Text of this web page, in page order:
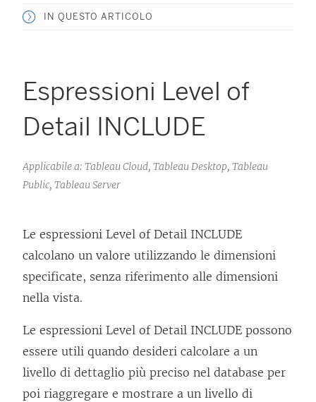
IN QUESTO ARTICOLO
Espressioni Level of
Detail INCLUDE
Applicabile a: Tableau Cloud, Tableau Desktop, Tableau
Public, Tableau Server
Le espressioni Level of Detail INCLUDE
calcolano un valore utilizzando le dimensioni
specificate, senza riferimento alle dimensioni
nella vista.
Le espressioni Level of Detail INCLUDE possono
essere utili quando desideri calcolare a un
livello di dettaglio più preciso nel database per
poi riaggregare e mostrare a un livello di